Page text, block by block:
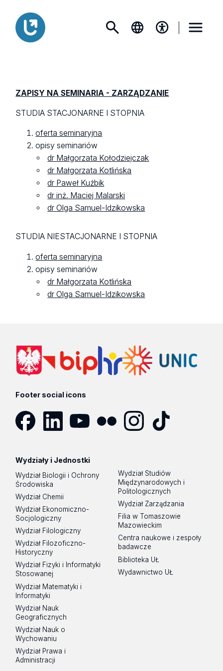
ZAPISY NA SEMINARIA - ZARZĄDZANIE
STUDIA STACJONARNE I STOPNIA
oferta seminaryjna
opisy seminariów
dr Małgorzata Kołodziejczak
dr Małgorzata Kotlińska
dr Paweł Kuźbik
dr inż. Maciej Malarski
dr Olga Samuel-Idzikowska
STUDIA NIESTACJONARNE I STOPNIA
oferta seminaryjna
opisy seminariów
dr Małgorzata Kotlińska
dr Olga Samuel-Idzikowska
Footer social icons
Wydziały i Jednostki
Wydział Biologii i Ochrony
Środowiska
Wydział Chemii
Wydział Ekonomiczno-
Socjologiczny
Wydział Filologiczny
Wydział Filozoficzno-
Historyczny
Wydział Fizyki i Informatyki
Stosowanej
Wydział Matematyki i
Informatyki
Wydział Nauk
Geograficznych
Wydział Nauk o
Wychowaniu
Wydział Prawa i
Administracji
Wydział Studiów
Międzynarodowych i
Politologicznych
Wydział Zarządzania
Filia w Tomaszowie
Mazowieckim
Centra naukowe i zespoły
badawcze
Biblioteka UŁ
Wydawnictwo UŁ